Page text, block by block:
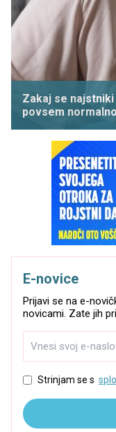
Zakaj se
povsem normalno
E-novice
Prijavi se na e-
novicami. Zate jih
Strinjam se s